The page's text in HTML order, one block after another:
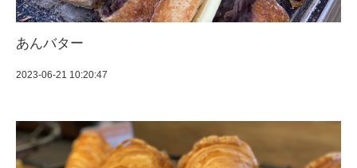
あんバター
2023-06-21 10:20:47